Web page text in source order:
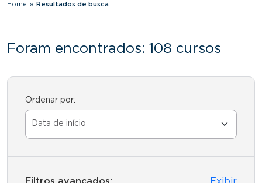
Você está aqui
Home » Resultados de busca
Foram encontrados: 108 cursos
Ordenar por:
Filtros avançados: Exibir